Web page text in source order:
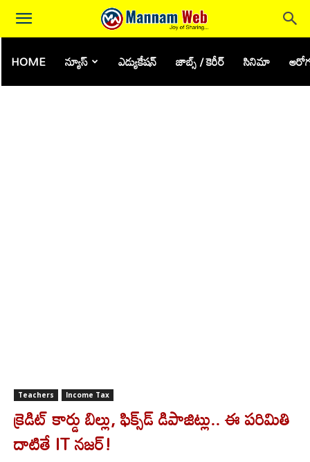
HOME న్యూస్ ఎడ్యుకేషన్ జాబ్స్ / కెరీర్ సినిమా
Teachers Income Tax
క్రెడిట్‌ కార్డు బిల్లు, ఫిక్స్‌డ్‌ డిపాజిట్లు.. ఈ పరిమితి
దాటితే IT నజర్‌!